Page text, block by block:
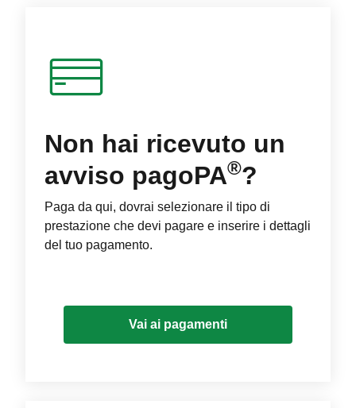
Non hai ricevuto un
avviso pagoPA®?
Paga da qui, dovrai selezionare il tipo di
prestazione che devi pagare e inserire i dettagli
del tuo pagamento.
Vai ai pagamenti